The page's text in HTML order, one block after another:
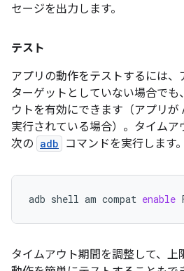
セージを出力します。
テスト
アプリの動作をテストするには、
ターゲットとしていない場合で
ウトを有効にできます（アプリが
実行されている場合）。タイムア
次の adb コマンドを実行します。
adb shell am compat enable
タイムアウト期間を調整して、上